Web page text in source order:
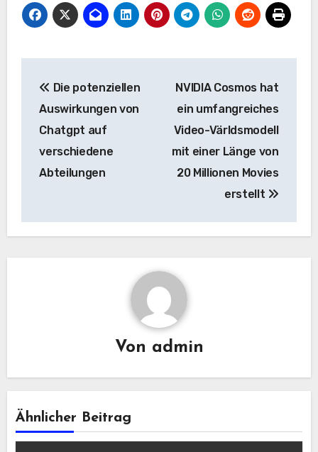
Navigation
Die potenziellen
Auswirkungen von
Chatgpt auf
verschiedene
Abteilungen
NVIDIA Cosmos hat
ein umfangreiches
Video-Världsmodell
mit einer Länge von
20 Millionen Movies
erstellt
Von admin
Ähnlicher Beitrag